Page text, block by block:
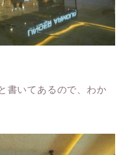
書いてあるので、わか